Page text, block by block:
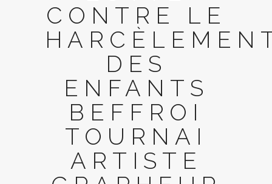
CONTRE LE
DES
ENFANTS
BEFFROI
TOURNAI
ARTISTE